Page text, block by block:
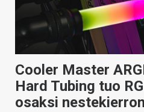
Cooler Master
Hard Tubing tuo
osaksi